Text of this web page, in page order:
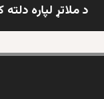
د ملاتړ لپاره